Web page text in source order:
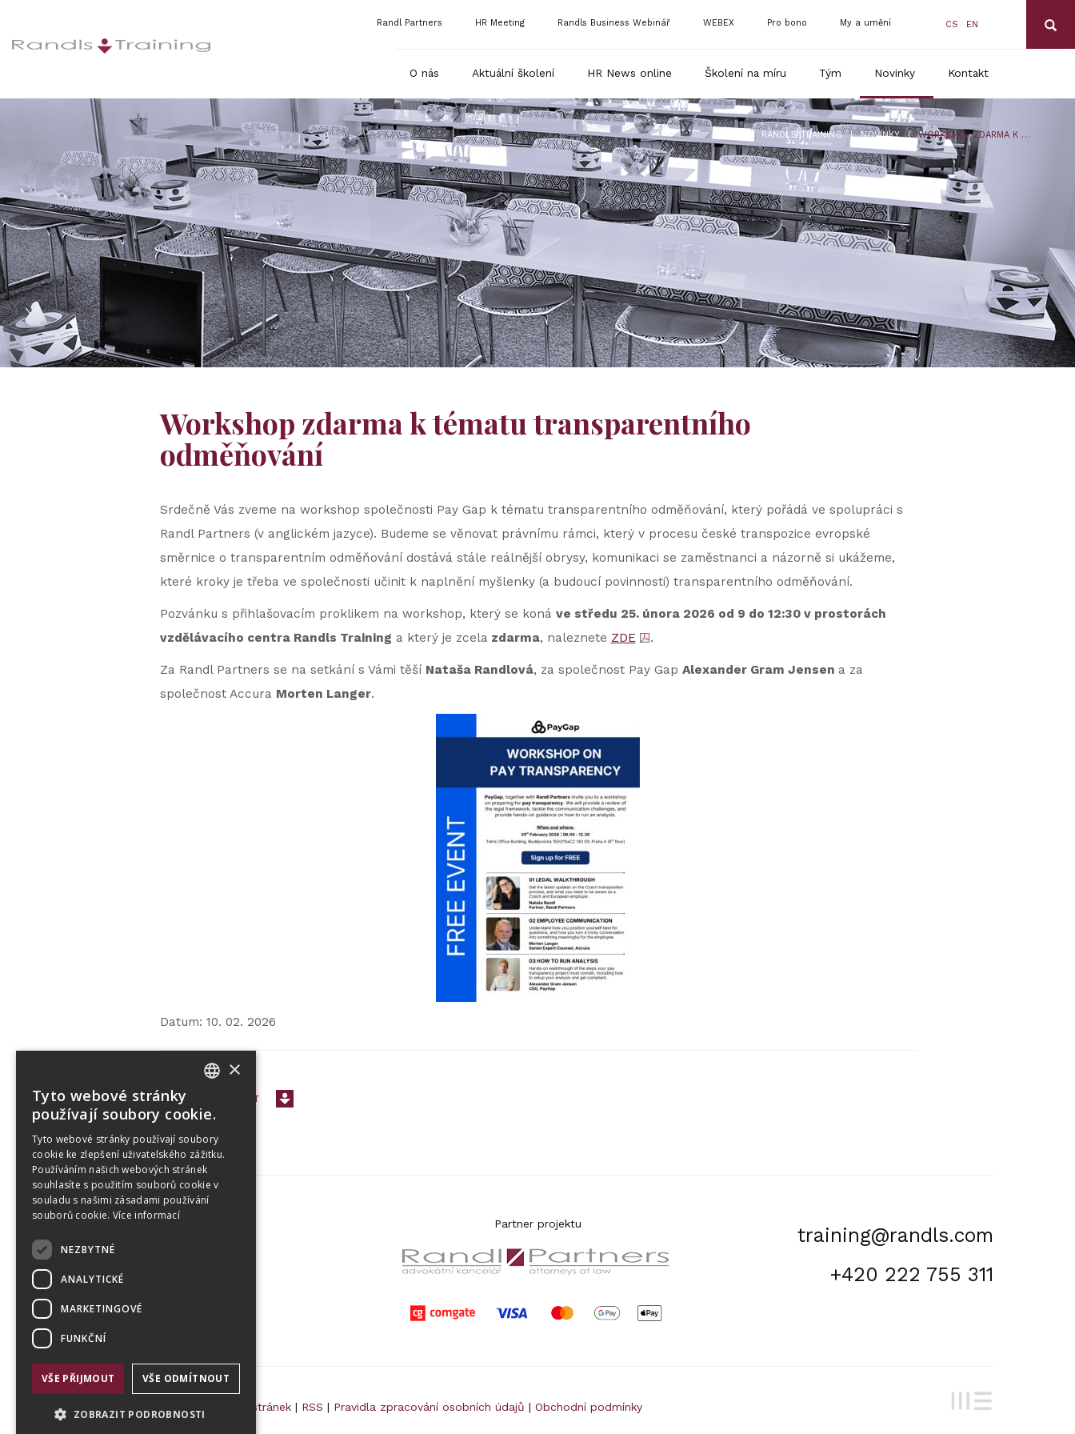
CS EN
Randl Partners HR Meeting Randls Business Webinář WEBEX Pro bono My a umění
O nás Aktuální školení HR News online Školení na míru Tým Novinky Kontakt
RANDLS TRAINING | NOVINKY | WORKSHOP ZDARMA K TÉMATU TRANSPARENTNÍHO ODMĚŇOVÁNÍ
Workshop zdarma k tématu transparentního
odměňování
Srdečně Vás zveme na workshop společnosti Pay Gap k tématu transparentního odměňování, který pořádá ve spolupráci s
Randl Partners (v anglickém jazyce). Budeme se věnovat právnímu rámci, který v procesu české transpozice evropské
směrnice o transparentním odměňování dostává stále reálnější obrysy, komunikaci se zaměstnanci a názorně si ukážeme,
které kroky je třeba ve společnosti učinit k naplnění myšlenky (a budoucí povinnosti) transparentního odměňování.
Pozvánku s přihlašovacím proklikem na workshop, který se koná ve středu 25. února 2026 od 9 do 12:30 v prostorách
vzdělávacího centra Randls Training a který je zcela zdarma, naleznete ZDE .
Za Randl Partners se na setkání s Vámi těší Nataša Randlová, za společnost Pay Gap Alexander Gram Jensen a za
společnost Accura Morten Langer.
Datum: 10. 02. 2026
< PŘEJÍT ZPĚT
Partner projektu
Budějovická 1550/15a
CZ 140 00, Praha 4
training@randls.com
+420 222 755 311
Mapa stránek | RSS | Pravidla zpracování osobních údajů | Obchodní podmínky
×
Tyto webové stránky
používají soubory cookie.
Tyto webové stránky používají soubory
cookie ke zlepšení uživatelského zážitku.
Používáním našich webových stránek
souhlasíte s použitím souborů cookie v
souladu s našimi zásadami používání
souborů cookie. Více informací
NEZBYTNÉ
ANALYTICKÉ
MARKETINGOVÉ
FUNKČNÍ
VŠE PŘIJMOUT VŠE ODMÍTNOUT
ZOBRAZIT PODROBNOSTI